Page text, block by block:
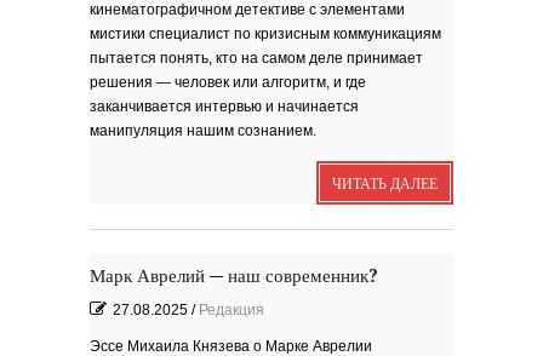
зола. Песня
Я видела бога
забившимся в угол...
Исповедь 6. ''ПОЭТ''
Исповедь 3.
Посвящение творчеству
кинематографичном детективе с элементами
мистики специалист по кризисным коммуникациям
пытается понять, кто на самом деле принимает
решения — человек или алгоритм, и где
заканчивается интервью и начинается
манипуляция нашим сознанием.
ЧИТАТЬ ДАЛЕЕ
Марк Аврелий — наш современник?
27.08.2025 / Редакция
Эссе Михаила Князева о Марке Аврелии